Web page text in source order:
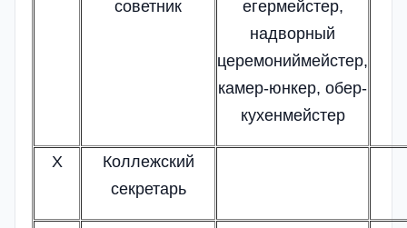
советник
егермейстер,
надворный
церемониймейстер,
камер-юнкер, обер-
кухенмейстер
X
Коллежский
секретарь